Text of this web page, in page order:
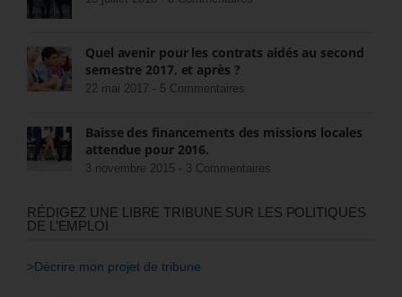
Quel avenir pour les contrats aidés au second
semestre 2017, et après ?
22 mai 2017 - 5 Commentaires
Baisse des financements des missions locales
attendue pour 2016.
3 novembre 2015 - 3 Commentaires
RÉDIGEZ UNE LIBRE TRIBUNE SUR LES POLITIQUES
DE L’EMPLOI
>Décrire mon projet de tribune